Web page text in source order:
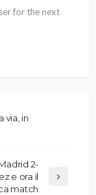
for the next
via, in
2-
e ora il
match